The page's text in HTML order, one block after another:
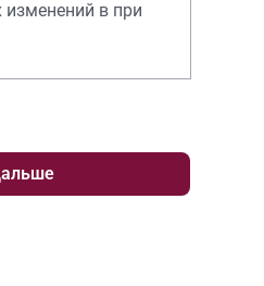
изменений в при